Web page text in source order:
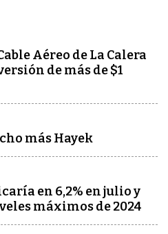
Aéreo de La Calera
de más de $1
más Hayek
en 6,2% en julio y
máximos de 2024